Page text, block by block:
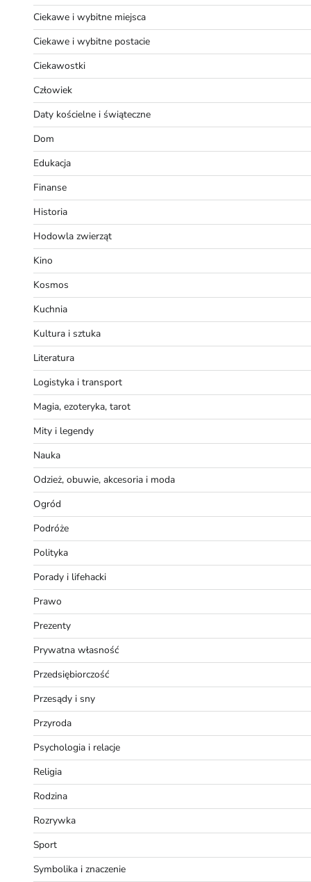
Ciekawe i wybitne miejsca
Ciekawe i wybitne postacie
Ciekawostki
Człowiek
Daty kościelne i świąteczne
Dom
Edukacja
Finanse
Historia
Hodowla zwierząt
Kino
Kosmos
Kuchnia
Kultura i sztuka
Literatura
Logistyka i transport
Magia, ezoteryka, tarot
Mity i legendy
Nauka
Odzież, obuwie, akcesoria i moda
Ogród
Podróże
Polityka
Porady i lifehacki
Prawo
Prezenty
Prywatna własność
Przedsiębiorczość
Przesądy i sny
Przyroda
Psychologia i relacje
Religia
Rodzina
Rozrywka
Sport
Symbolika i znaczenie